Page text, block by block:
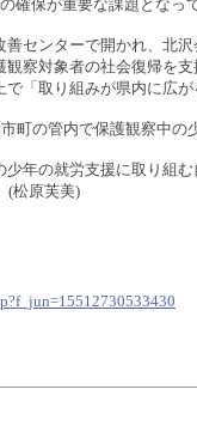
確保が重要な課題となっ
センターで開かれ、北
察対象者の社会復帰を
「取り組みが県内に広が
町の管内で保護観察中の
年の就労支援に取り組
(松原芙美)